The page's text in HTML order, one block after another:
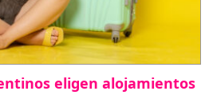
eligen alojamientos